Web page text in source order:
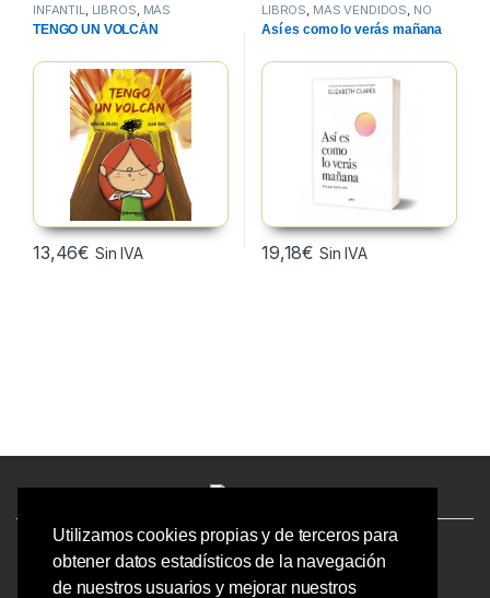
Utilizamos cookies propias y de terceros para
obtener datos estadísticos de la navegación
de nuestros usuarios y mejorar nuestros
INFANTIL LIBROS MÁS
VENDIDOS
TENGO UN VOLCÁN
13,46€ Sin IVA
LIBROS MÁS VENDIDOS NO
FICCION
Así es como lo verás mañana
19,18€ Sin IVA
¿Tienes preguntas? ¡Llámanos!
986244723 |
Calle Barcelona 41,